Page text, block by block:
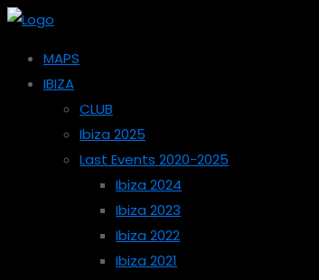
MAPS
IBIZA
CLUB
Ibiza 2025
Last Events 2020-2025
Ibiza 2024
Ibiza 2023
Ibiza 2022
Ibiza 2021